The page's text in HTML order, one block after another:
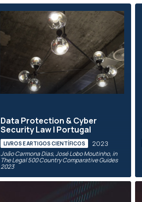
Data Protection & Cyber
Security Law | Portugal
LIVROS E ARTIGOS CIENTÍFICOS 2023
João Carmona Dias, José Lobo Moutinho, in
The Legal 500 Country Comparative Guides
2023